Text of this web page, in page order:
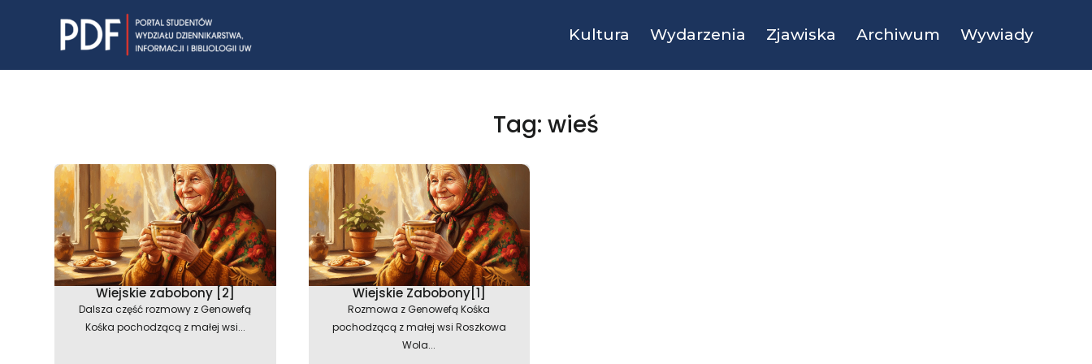
Kultura Wydarzenia Zjawiska Archiwum Wywiady
Tag: wieś
Wiejskie zabobony [2]
Dalsza część rozmowy z Genowefą
Kośka pochodzącą z małej wsi...
Wiejskie Zabobony[1]
Rozmowa z Genowefą Kośka
pochodzącą z małej wsi Roszkowa
Wola...